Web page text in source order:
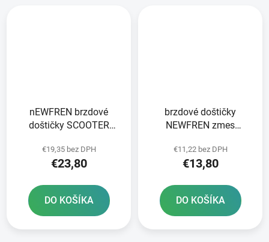
nEWFREN brzdové
doštičky SCOOTER
balení
€19,35 bez DPH
€23,80
DO KOŠÍKA
brzdové doštičky
NEWFREN zmes
ORGANIC 2 ks v balení
€11,22 bez DPH
€13,80
DO KOŠÍKA